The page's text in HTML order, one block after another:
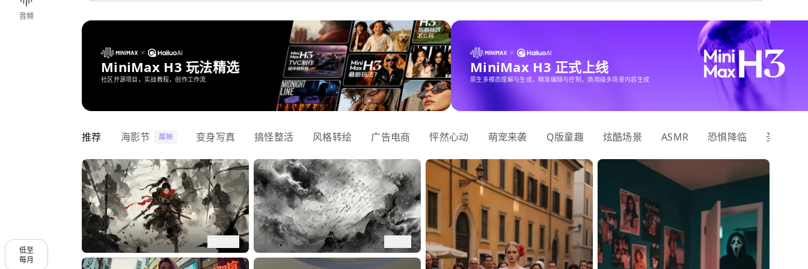
音频
低至
每月
MiniMax H3 玩法精选
社区开源项目，实战教程，创作工作流
MiniMax H3 正式上线
原生多模态理解与生成，精准编辑与控制，商用级多场景内容生成
推荐 海影节 展映 变身写真 搞怪整活 风格转绘 广告电商 怦然心动 萌宠来袭 Q版童趣 炫酷场景 ASMR 恐惧降临 圣诞狂欢